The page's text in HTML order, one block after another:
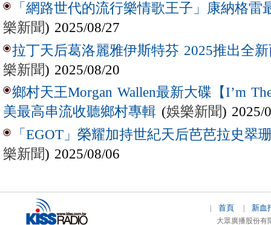
「網路世代的流行樂情歌王子」康納格雷
樂新聞) 2025/08/27
拉丁天后葛洛麗雅伊斯特芬 2025推出全新
樂新聞) 2025/08/20
鄉村天王Morgan Wallen最新大碟【I’m
美最高串流收聽鄉村專輯 (娛樂新聞) 2025/
「EGOT」榮耀加持世紀天后芭芭拉史翠
樂新聞) 2025/08/06
首頁 新血
大眾廣播股份有